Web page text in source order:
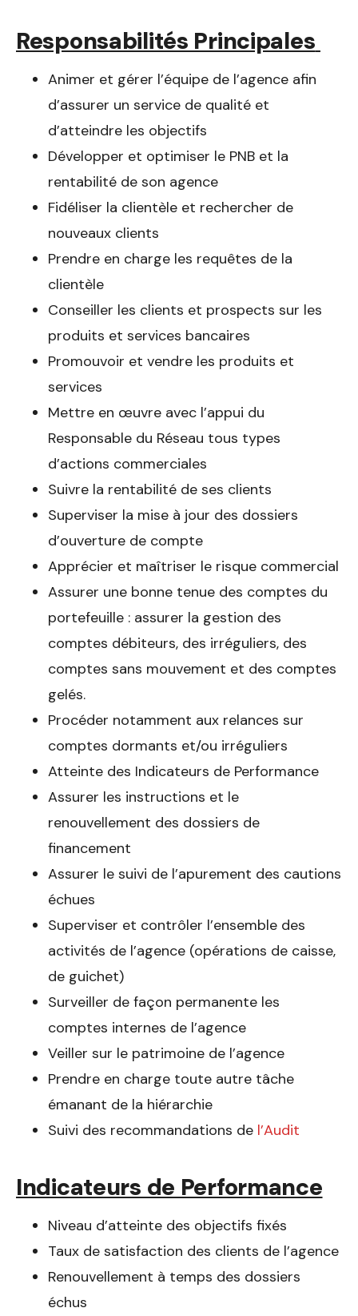
Responsabilités Principales
Animer et gérer l’équipe de l’agence afin
d’assurer un service de qualité et
d’atteindre les objectifs
Développer et optimiser le PNB et la
rentabilité de son agence
Fidéliser la clientèle et rechercher de
nouveaux clients
Prendre en charge les requêtes de la
clientèle
Conseiller les clients et prospects sur les
produits et services bancaires
Promouvoir et vendre les produits et
services
Mettre en œuvre avec l’appui du
Responsable du Réseau tous types
d’actions commerciales
Suivre la rentabilité de ses clients
Superviser la mise à jour des dossiers
d’ouverture de compte
Apprécier et maîtriser le risque commercial
Assurer une bonne tenue des comptes du
portefeuille : assurer la gestion des
comptes débiteurs, des irréguliers, des
comptes sans mouvement et des comptes
gelés.
Procéder notamment aux relances sur
comptes dormants et/ou irréguliers
Atteinte des Indicateurs de Performance
Assurer les instructions et le
renouvellement des dossiers de
financement
Assurer le suivi de l’apurement des cautions
échues
Superviser et contrôler l’ensemble des
activités de l’agence (opérations de caisse,
de guichet)
Surveiller de façon permanente les
comptes internes de l’agence
Veiller sur le patrimoine de l’agence
Prendre en charge toute autre tâche
émanant de la hiérarchie
Suivi des recommandations de l’Audit
Indicateurs de Performance
Niveau d’atteinte des objectifs fixés
Taux de satisfaction des clients de l’agence
Renouvellement à temps des dossiers
échus